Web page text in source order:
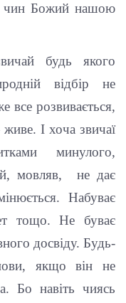
чин Божий нашою
будь якого
відбір не
все розвивається,
І хоча звичаї
минулого,
мовляв, не дає
Набуває
тощо. Не буває
досвіду. Будь-
якщо він не
Бо навіть чиясь